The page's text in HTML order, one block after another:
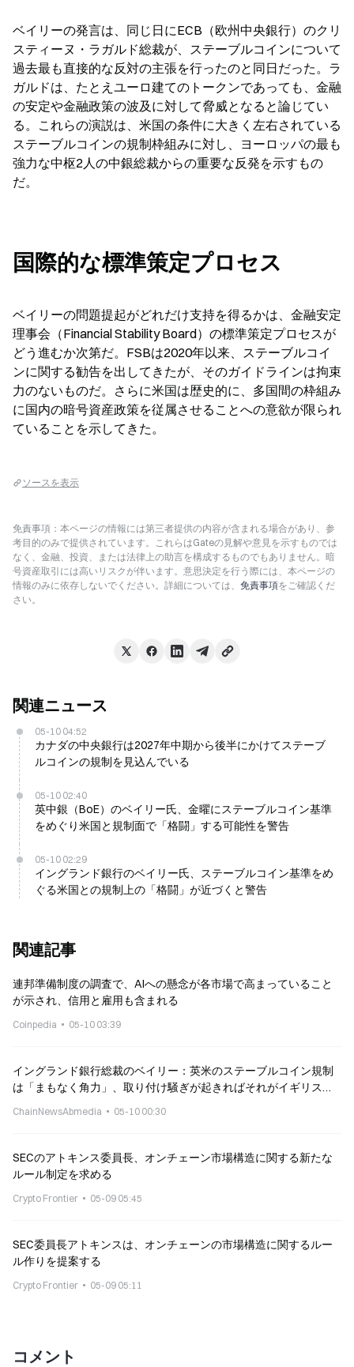
ベイリーの発言は、同じ日にECB（欧州中央銀行）のクリ
スティーヌ・ラガルド総裁が、ステーブルコインについて
過去最も直接的な反対の主張を行ったのと同日だった。ラ
ガルドは、たとえユーロ建てのトークンであっても、金融
の安定や金融政策の波及に対して脅威となると論じてい
る。これらの演説は、米国の条件に大きく左右されている
ステーブルコインの規制枠組みに対し、ヨーロッパの最も
強力な中枢2人の中銀総裁からの重要な反発を示すもの
だ。
国際的な標準策定プロセス
ベイリーの問題提起がどれだけ支持を得るかは、金融安定
理事会（Financial Stability Board）の標準策定プロセスが
どう進むか次第だ。FSBは2020年以来、ステーブルコイ
ンに関する勧告を出してきたが、そのガイドラインは拘束
力のないものだ。さらに米国は歴史的に、多国間の枠組み
に国内の暗号資産政策を従属させることへの意欲が限られ
ていることを示してきた。
ソースを表示
免責事項：本ページの情報には第三者提供の内容が含まれる場合があり、参
考目的のみで提供されています。これらはGateの見解や意見を示すものでは
なく、金融、投資、または法律上の助言を構成するものでもありません。暗
号資産取引には高いリスクが伴います。意思決定を行う際には、本ページの
情報のみに依存しないでください。詳細については、 免責事項をご確認くだ
さい。
関連ニュース
05-10 04:52
カナダの中央銀行は2027年中期から後半にかけてステーブ
ルコインの規制を見込んでいる
05-10 02:40
英中銀（BoE）のベイリー氏、金曜にステーブルコイン基準
をめぐり米国と規制面で「格闘」する可能性を警告
05-10 02:29
イングランド銀行のベイリー氏、ステーブルコイン基準をめ
ぐる米国との規制上の「格闘」が近づくと警告
関連記事
連邦準備制度の調査で、AIへの懸念が各市場で高まっていること
が示され、信用と雇用も含まれる
Coinpedia 05-10 03:39
イングランド銀行総裁のベイリー：英米のステーブルコイン規制
は「まもなく角力」、取り付け騒ぎが起きればそれがイギリスに
ChainNewsAbmedia 05-10 00:30
SECのアトキンス委員長、オンチェーン市場構造に関する新たな
ルール制定を求める
Crypto Frontier 05-09 05:45
SEC委員長アトキンスは、オンチェーンの市場構造に関するルー
ル作りを提案する
Crypto Frontier 05-09 05:11
コメント